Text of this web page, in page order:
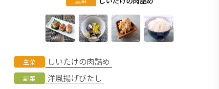
主菜 しいたけの肉詰め
副菜 洋風揚げびたし